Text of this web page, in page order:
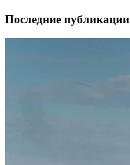
Последние публикации